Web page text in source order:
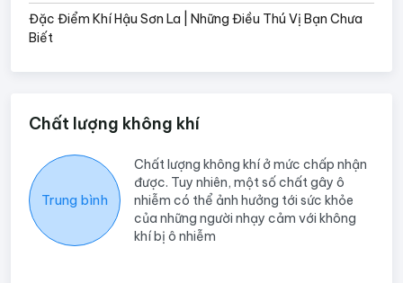
Đặc Điểm Khí Hậu Sơn La | Những Điều Thú Vị Bạn Chưa
Biết
Chất lượng không khí
Trung bình
Chất lượng không khí ở mức chấp nhận
được. Tuy nhiên, một số chất gây ô
nhiễm có thể ảnh hưởng tới sức khỏe
của những người nhạy cảm với không
khí bị ô nhiễm